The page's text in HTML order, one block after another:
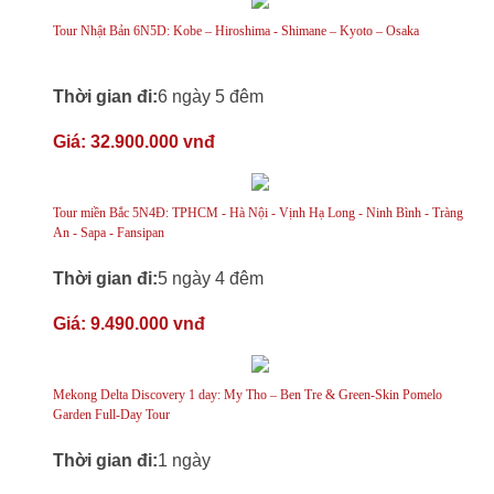
Tour Nhật Bản 6N5D: Kobe – Hiroshima - Shimane – Kyoto – Osaka
Thời gian đi:6 ngày 5 đêm
Giá: 32.900.000 vnđ
Tour miền Bắc 5N4Đ: TPHCM - Hà Nội - Vịnh Hạ Long - Ninh Bình - Tràng
An - Sapa - Fansipan
Thời gian đi:5 ngày 4 đêm
Giá: 9.490.000 vnđ
Mekong Delta Discovery 1 day: My Tho – Ben Tre & Green-Skin Pomelo
Garden Full-Day Tour
Thời gian đi:1 ngày